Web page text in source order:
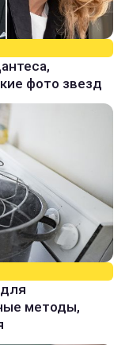
фото звезд
методы,